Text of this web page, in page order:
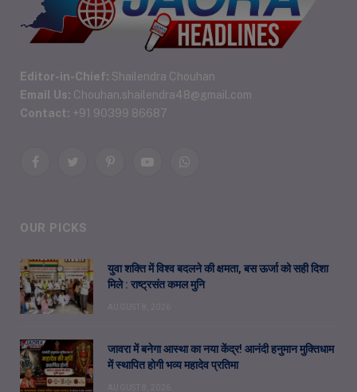
Editor-in-Chief: Shailendra Chouhan
Email Us: Chouhan.shailendra48@gmail.com
Contact: +91 90399 86687
FacebookTwitterPinterestYouTubeWhatsApp
OUR PICKS
युवा शक्ति में विश्व बदलने की क्षमता, बस ऊर्जा को सही दिशा
मिले : राष्ट्रसंत कमल मुनि
जावरा में बनेगा आस्था का नया केंद्र! आनंदी हनुमान मुक्तिधाम
में स्थापित होगी भव्य महादेव प्रतिमा